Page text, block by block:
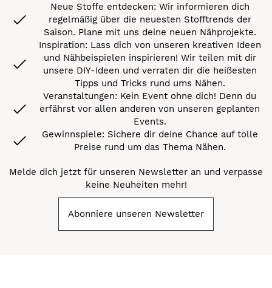
Neue Stoffe entdecken: Wir informieren dich
regelmäßig über die neuesten Stofftrends der
Saison. Plane mit uns deine neuen Nähprojekte.
Inspiration: Lass dich von unseren kreativen Ideen
und Nähbeispielen inspirieren! Wir teilen mit dir
unsere DIY-Ideen und verraten dir die heißesten
Tipps und Tricks rund ums Nähen.
Veranstaltungen: Kein Event ohne dich! Denn du
erfährst vor allen anderen von unseren geplanten
Events.
Gewinnspiele: Sichere dir deine Chance auf tolle
Preise rund um das Thema Nähen.
Melde dich jetzt für unseren Newsletter an und verpasse
keine Neuheiten mehr!
Abonniere unseren Newsletter